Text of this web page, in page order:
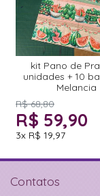
kit Pano de
unidades + 10
Melancia
R$ 68,80
R$ 59,90
3x R$ 19,97
Contatos